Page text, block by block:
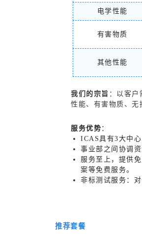
电学性能
有害物质
其他性能
我们的宗旨 ：以客
性能、有害物质、无
服务优势 ：
ICAS具有3大中
事业部之间协调
服务至上，提供
案等免费服务。
非标测试服务：
推荐套餐